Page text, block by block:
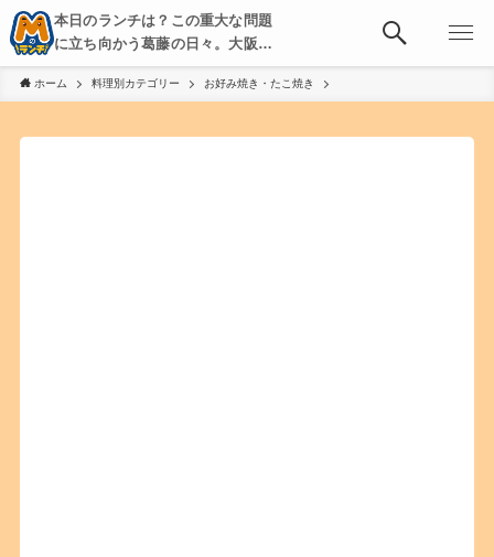
本日のランチは？この重大な問題
に立ち向かう葛藤の日々。大阪・
京都・神戸を中心とした食べ歩
き、飲み歩きを綴る。
ホーム 料理別カテゴリー お好み焼き・たこ焼き